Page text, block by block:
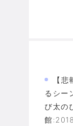
【
るシー
び太の
館